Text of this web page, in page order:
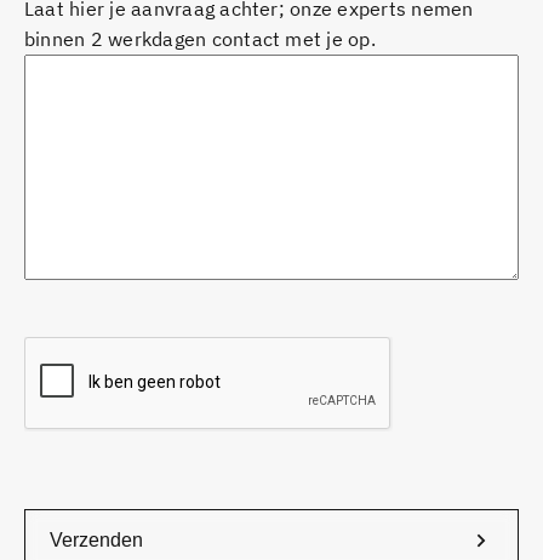
Laat hier je aanvraag achter; onze experts nemen
binnen 2 werkdagen contact met je op.
Verzenden